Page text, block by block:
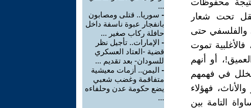
محفوظات
تحت شعار
والفلسفي حتى
تموت
أو أنهم
في فهمهم
فهؤلاء
التامة بين
...
- سوريا.. قتلى ومصابون
بانفجار عبوة ناسفة داخل
حافلة ركاب صغير ...
- الإمارات.. تأجيل نظر
قضية -العتاد العسكري
للسودان- بعد تقديم ...
- اليمن.. أزمات معيشية
متفاقمة وغضب شعبي
يضع حكومة عدن وحلفاءه
...